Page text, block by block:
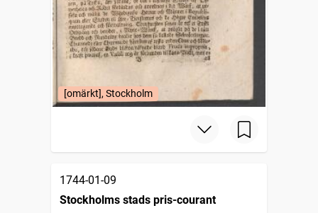
[omärkt], Stockholm
1744-01-09
Stockholms stads pris-courant